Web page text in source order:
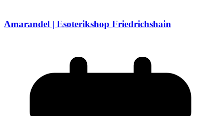
Amarandel | Esoterikshop Friedrichshain